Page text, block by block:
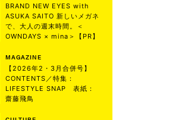
BRAND NEW EYES with
ASUKA SAITO 新しいメガネ
で、大人の週末時間。＜
OWNDAYS × mina＞【PR】
MAGAZINE
【2026年2・3月合併号】
CONTENTS／特集：
LIFESTYLE SNAP 表紙：
齋藤飛鳥